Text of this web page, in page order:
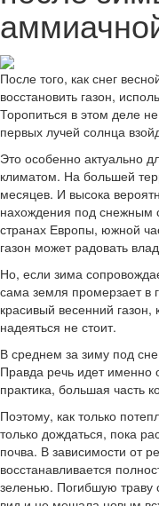
После того, как снег
восстановить газон,
Торопиться в этом деле
первых лучей солнца
Это особенно актуально
климатом. На большей
месяцев. И высока
нахождения под снежным
странах Европы, южной
газон может радовать
Но, если зима
сама земля промерзает в
красивый весенний
надеяться не стоит.
В среднем за зиму под
Правда речь идет именно
практика, большая часть
Поэтому, как только
только дождаться, пока
почва. В зависимости от
восстанавливается
зеленью. Погибшую траву